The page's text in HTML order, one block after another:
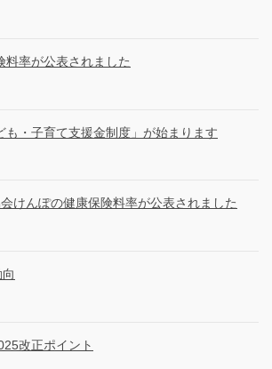
料率が公表されました
も・子育て支援金制度」が始まります
けんぽの健康保険料率が公表されました
改正ポイント